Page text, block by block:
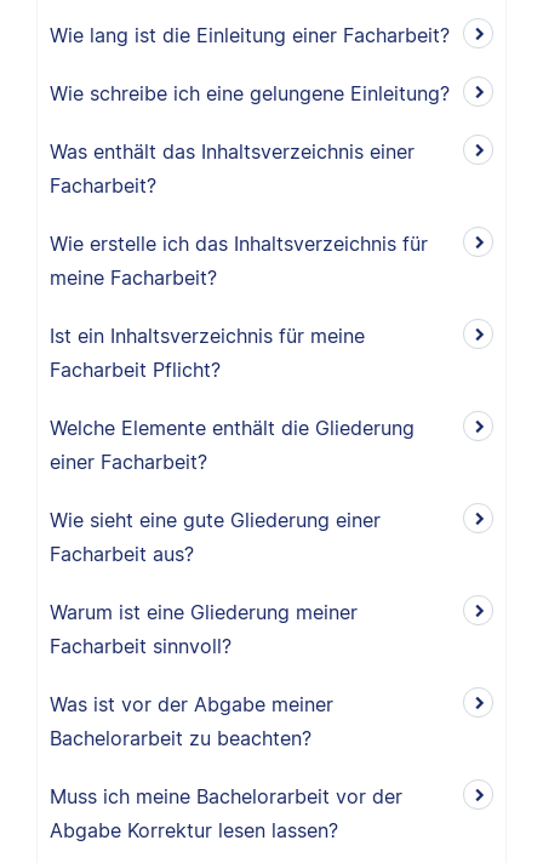
Wie lang ist die Einleitung einer Facharbeit?
Wie schreibe ich eine gelungene Einleitung?
Was enthält das Inhaltsverzeichnis einer
Facharbeit?
Wie erstelle ich das Inhaltsverzeichnis für
meine Facharbeit?
Ist ein Inhaltsverzeichnis für meine
Facharbeit Pflicht?
Welche Elemente enthält die Gliederung
einer Facharbeit?
Wie sieht eine gute Gliederung einer
Facharbeit aus?
Warum ist eine Gliederung meiner
Facharbeit sinnvoll?
Was ist vor der Abgabe meiner
Bachelorarbeit zu beachten?
Muss ich meine Bachelorarbeit vor der
Abgabe Korrektur lesen lassen?